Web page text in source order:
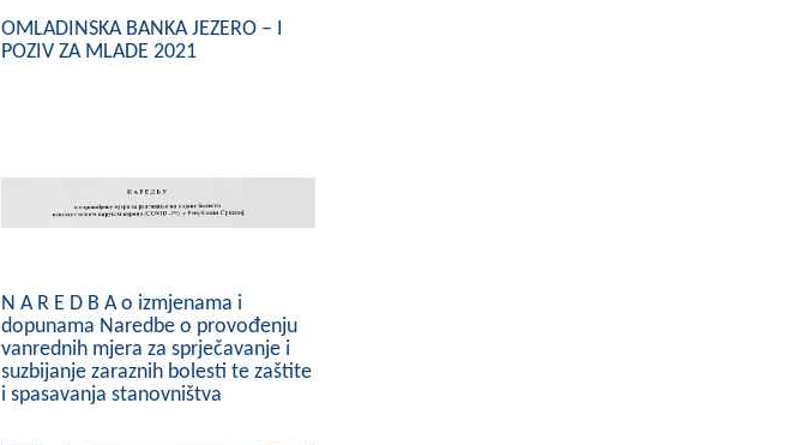
OMLADINSKA BANKA JEZERO – I
POZIV ZA MLADE 2021
N A R E D B A o izmjenama i
dopunama Naredbe o provođenju
vanrednih mjera za sprječavanje i
suzbijanje zaraznih bolesti te zaštite
i spasavanja stanovništva